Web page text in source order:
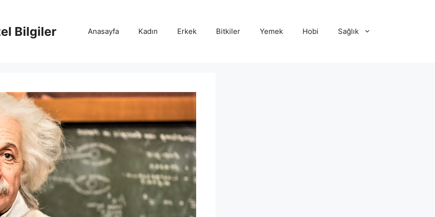
Bilgiler Anasayfa Kadın Erkek Bitkiler Yemek Hobi Sağlık